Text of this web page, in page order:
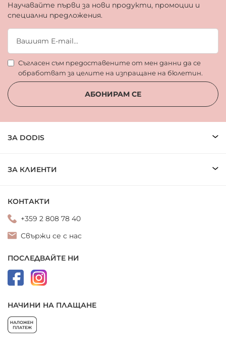
Научавайте първи за нови продукти, промоции и
специални предложения.
Съгласен съм предоставените от мен данни да се
обработват за целите на изпращане на бюлетин.
АБОНИРАМ СЕ
ЗА DODIS
ЗА КЛИЕНТИ
КОНТАКТИ
+359 2 808 78 40
Свържи се с нас
ПОСЛЕДВАЙТЕ НИ
НАЧИНИ НА ПЛАЩАНЕ